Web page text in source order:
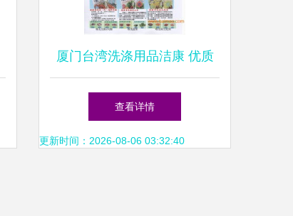
厦门台湾洗涤用品洁康 优质
生产厂家与国内贸易代理全解
析
查看详情
更新时间：2026-08-06 03:32:40